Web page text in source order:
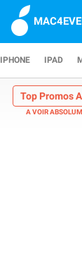
IPHONE IPAD
Top Promos